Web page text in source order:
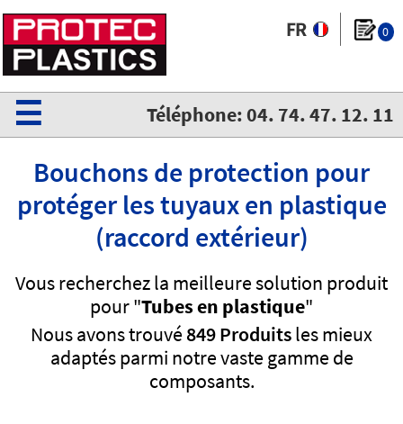
0
Téléphone: 04. 74. 47. 12. 11
☰
Bouchons de protection pour
protéger les tuyaux en plastique
(raccord extérieur)
Vous recherchez la meilleure solution produit
pour "Tubes en plastique"
Nous avons trouvé 849 Produitsles mieux
adaptés parmi notre vaste gamme de
composants.